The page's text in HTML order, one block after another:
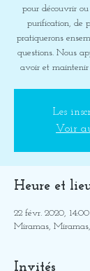
pour découvrir
purification, de
pratiquerons
questions. Nous
Les
Voir
Heure et
22 févr. 2020,
Miramas,
Invités